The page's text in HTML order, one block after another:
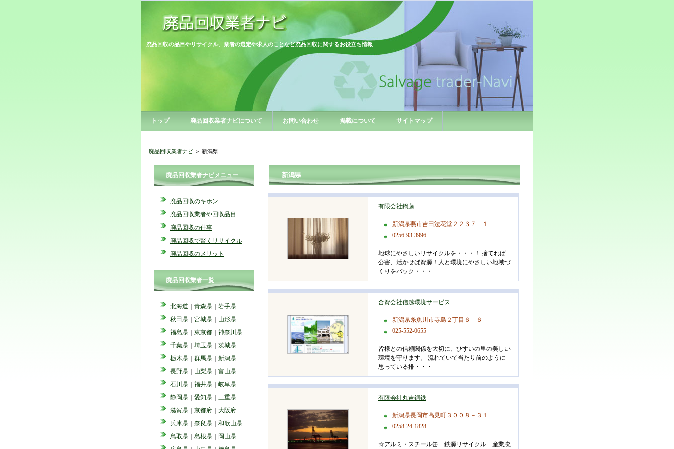
廃品回収の品目やリサイクル、業者の選定や求人のことなど廃品回収に関するお役立ち情報
トップ 廃品回収業者ナビについて お問い合わせ 掲載について サイトマップ
廃品回収業者ナビ ＞ 新潟県
新潟県
有限会社鍋藤
新潟県燕市吉田法花堂２２３７－１
0256-93-3996
地球にやさしいリサイクルを・・・！ 捨てれば
公害、活かせば資源！人と環境にやさしい地域づ
くりをバック・・・
合資会社信越環境サービス
新潟県糸魚川市寺島２丁目６－６
025-552-0655
皆様との信頼関係を大切に、ひすいの里の美しい
環境を守ります。 流れていて当たり前のように
思っている排・・・
有限会社丸吉銅鉄
新潟県長岡市高見町３００８－３１
0258-24-1828
☆アルミ・スチール缶 鉄源リサイクル 産業廃
廃品回収業者ナビメニュー
廃品回収のキホン
廃品回収業者や回収品目
廃品回収の仕事
廃品回収で賢くリサイクル
廃品回収のメリット
廃品回収業者一覧
北海道 青森県
岩手県
秋田県
宮城県
山形県
福島県
東京都
神奈川県
千葉県
埼玉県
茨城県
栃木県
群馬県
新潟県
長野県
山梨県
富山県
石川県
福井県
岐阜県
静岡県
愛知県
三重県
滋賀県
京都府
大阪府
兵庫県
奈良県
和歌山県
鳥取県
島根県
岡山県